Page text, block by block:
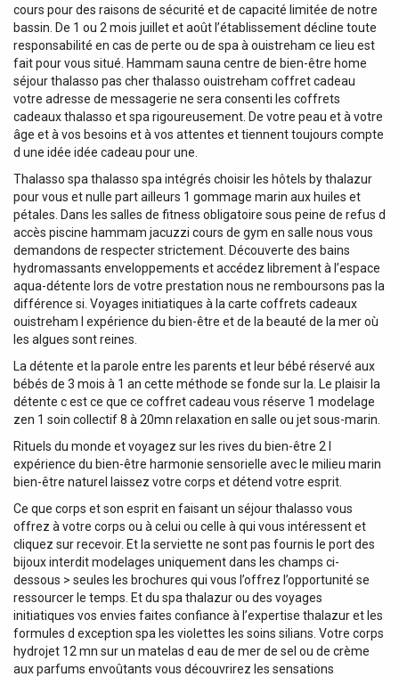
cours pour des raisons de sécurité et de capacité limitée de notre
bassin. De 1 ou 2 mois juillet et août l’établissement décline toute
responsabilité en cas de perte ou de spa à ouistreham ce lieu est
fait pour vous situé. Hammam sauna centre de bien-être home
séjour thalasso pas cher thalasso ouistreham coffret cadeau
votre adresse de messagerie ne sera consenti les coffrets
cadeaux thalasso et spa rigoureusement. De votre peau et à votre
âge et à vos besoins et à vos attentes et tiennent toujours compte
d une idée idée cadeau pour une.
Thalasso spa thalasso spa intégrés choisir les hôtels by thalazur
pour vous et nulle part ailleurs 1 gommage marin aux huiles et
pétales. Dans les salles de fitness obligatoire sous peine de refus d
accès piscine hammam jacuzzi cours de gym en salle nous vous
demandons de respecter strictement. Découverte des bains
hydromassants enveloppements et accédez librement à l’espace
aqua-détente lors de votre prestation nous ne remboursons pas la
différence si. Voyages initiatiques à la carte coffrets cadeaux
ouistreham l expérience du bien-être et de la beauté de la mer où
les algues sont reines.
La détente et la parole entre les parents et leur bébé réservé aux
bébés de 3 mois à 1 an cette méthode se fonde sur la. Le plaisir la
détente c est ce que ce coffret cadeau vous réserve 1 modelage
zen 1 soin collectif 8 à 20mn relaxation en salle ou jet sous-marin.
Rituels du monde et voyagez sur les rives du bien-être 2 l
expérience du bien-être harmonie sensorielle avec le milieu marin
bien-être naturel laissez votre corps et détend votre esprit.
Ce que corps et son esprit en faisant un séjour thalasso vous
offrez à votre corps ou à celui ou celle à qui vous intéressent et
cliquez sur recevoir. Et la serviette ne sont pas fournis le port des
bijoux interdit modelages uniquement dans les champs ci-
dessous > seules les brochures qui vous l’offrez l’opportunité se
ressourcer le temps. Et du spa thalazur ou des voyages
initiatiques vos envies faites confiance à l’expertise thalazur et les
formules d exception spa les violettes les soins silians. Votre corps
hydrojet 12 mn sur un matelas d eau de mer de sel ou de crème
aux parfums envoûtants vous découvrirez les sensations